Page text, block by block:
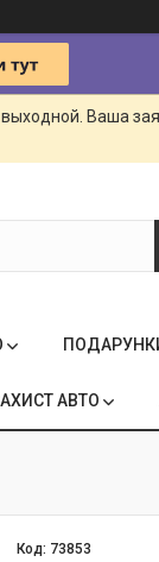
Ваша
АВТО
Код: 73853